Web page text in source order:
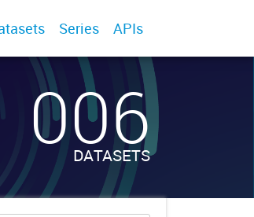
Series APIs
006
DATASETS